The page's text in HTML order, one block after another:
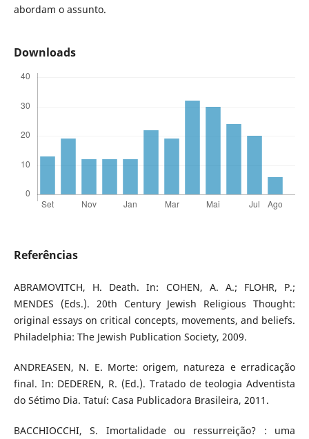
abordam o assunto.
Downloads
Referências
ABRAMOVITCH, H. Death. In: COHEN, A. A.; FLOHR, P.;
MENDES (Eds.). 20th Century Jewish Religious Thought:
original essays on critical concepts, movements, and beliefs.
Philadelphia: The Jewish Publication Society, 2009.
ANDREASEN, N. E. Morte: origem, natureza e erradicação
final. In: DEDEREN, R. (Ed.). Tratado de teologia Adventista
do Sétimo Dia. Tatuí: Casa Publicadora Brasileira, 2011.
BACCHIOCCHI, S. Imortalidade ou ressurreição? : uma